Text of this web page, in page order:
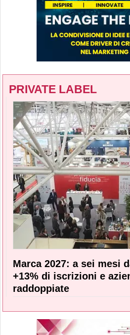
PRIVATE LABEL
Marca 2027: a sei mesi
+13% di iscrizioni e
raddoppiate